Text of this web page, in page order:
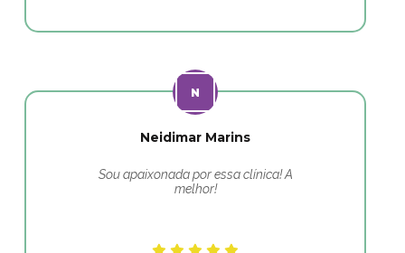
Neidimar Marins
Sou apaixonada por essa clínica! A
melhor!